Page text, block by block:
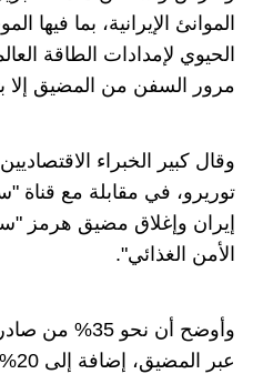
الموانئ الإيرانية، بما
الحيوي لإمدادات الطاقة
مرور السفن من المضيق إلا
وقال كبير الخبراء
توريرو، في مقابلة مع
إيران وإغلاق مضيق هرمز
الأمن الغذائي".
وأوضح أن نحو
عبر